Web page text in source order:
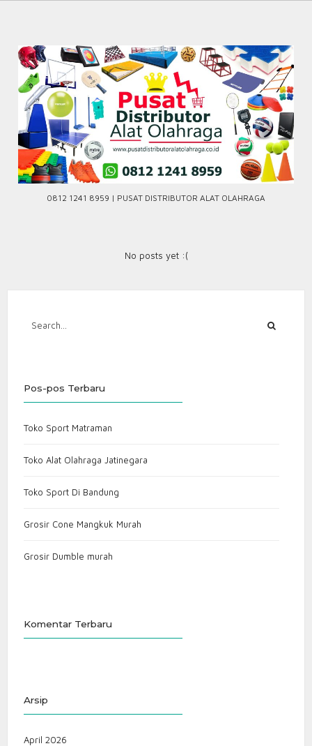
0812 1241 8959 | PUSAT DISTRIBUTOR ALAT OLAHRAGA
No posts yet :(
Pos-pos Terbaru
Toko Sport Matraman
Toko Alat Olahraga Jatinegara
Toko Sport Di Bandung
Grosir Cone Mangkuk Murah
Grosir Dumble murah
Komentar Terbaru
Arsip
April 2026